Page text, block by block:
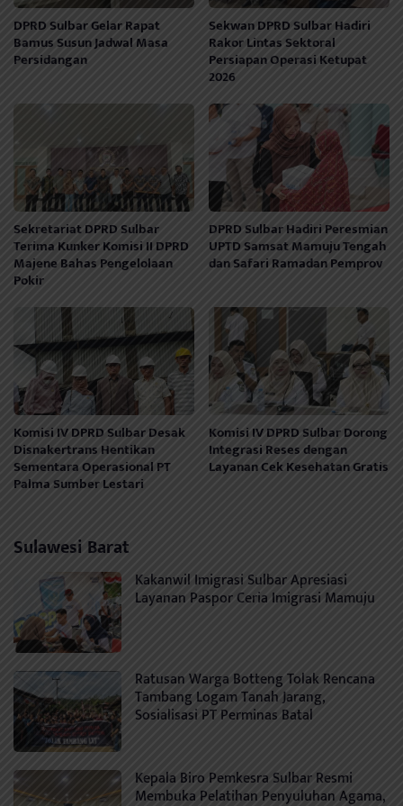
DPRD Sulbar Gelar Rapat
Bamus Susun Jadwal Masa
Persidangan
Sekwan DPRD Sulbar Hadiri
Rakor Lintas Sektoral
Persiapan Operasi Ketupat
2026
Sekretariat DPRD Sulbar
Terima Kunker Komisi II DPRD
Majene Bahas Pengelolaan
Pokir
DPRD Sulbar Hadiri Peresmian
UPTD Samsat Mamuju Tengah
dan Safari Ramadan Pemprov
Komisi IV DPRD Sulbar Desak
Disnakertrans Hentikan
Sementara Operasional PT
Palma Sumber Lestari
Komisi IV DPRD Sulbar Dorong
Integrasi Reses dengan
Layanan Cek Kesehatan Gratis
Sulawesi Barat
Kakanwil Imigrasi Sulbar Apresiasi
Layanan Paspor Ceria Imigrasi Mamuju
Ratusan Warga Botteng Tolak Rencana
Tambang Logam Tanah Jarang,
Sosialisasi PT Perminas Batal
Kepala Biro Pemkesra Sulbar Resmi
Membuka Pelatihan Penyuluhan Agama,